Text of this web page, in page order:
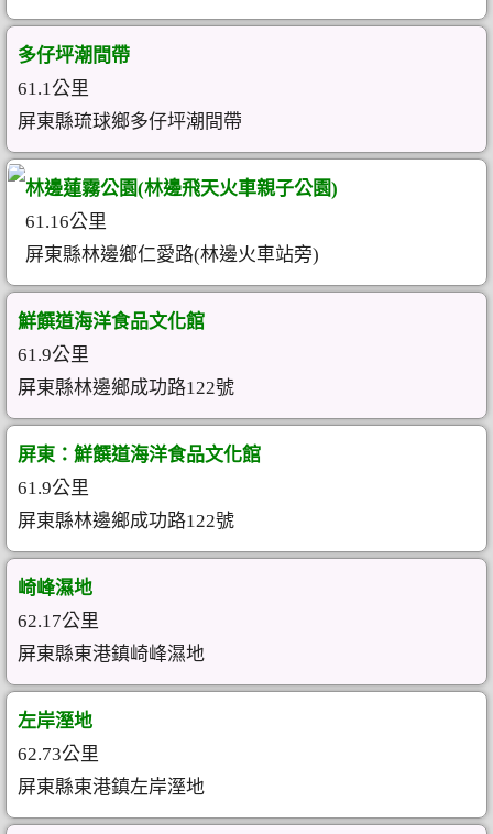
多仔坪潮間帶
61.1公里
屏東縣琉球鄉多仔坪潮間帶
林邊蓮霧公園(林邊飛天火車親子公園)
61.16公里
屏東縣林邊鄉仁愛路(林邊火車站旁)
鮮饌道海洋食品文化館
61.9公里
屏東縣林邊鄉成功路122號
屏東：鮮饌道海洋食品文化館
61.9公里
屏東縣林邊鄉成功路122號
崎峰濕地
62.17公里
屏東縣東港鎮崎峰濕地
左岸溼地
62.73公里
屏東縣東港鎮左岸溼地